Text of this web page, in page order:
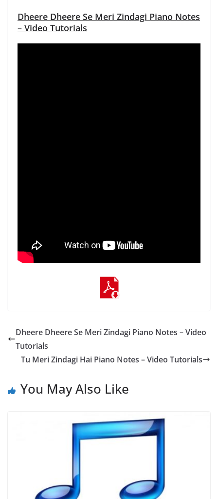
Dheere Dheere Se Meri Zindagi Piano Notes
– Video Tutorials
Dheere Dheere Se Meri Zindagi Piano Notes – Video
Tutorials
Tu Meri Zindagi Hai Piano Notes – Video Tutorials
You May Also Like